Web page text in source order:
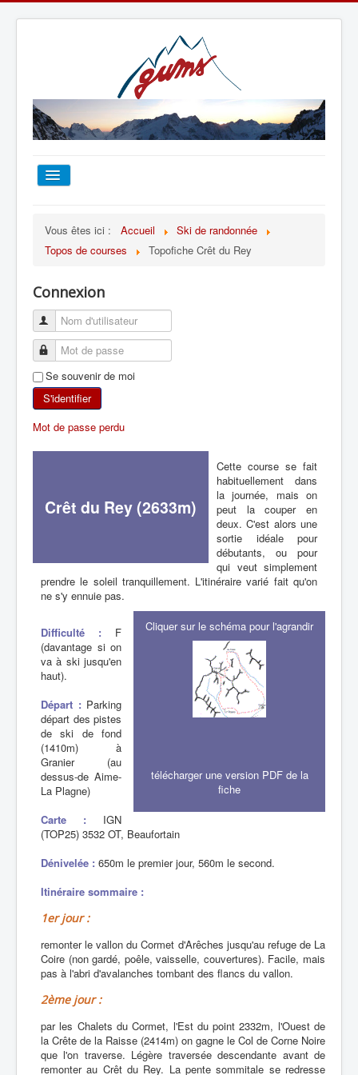
TOUT SUR LE GUMS
ESCALADE
ALPINISME
SKI DE RANDONNÉE
RANDONNÉE SPORTIVE
Vous êtes ici : Accueil
Ski de randonnée
Topos de courses
Topofiche Crêt du Rey
Connexion
Se souvenir de moi
S'identifier
Mot de passe perdu
Crêt du Rey (2633m)
Cette course se fait
habituellement dans
la journée, mais on
peut la couper en
deux. C'est alors une
sortie idéale pour
débutants, ou pour
qui veut simplement
prendre le soleil tranquillement. L'itinéraire varié fait qu'on
ne s'y ennuie pas.
Cliquer sur le schéma pour l'agrandir
télécharger une version PDF de la
fiche
Difficulté : F
(davantage si on
va à ski jusqu'en
haut).
Départ : Parking
départ des pistes
de ski de fond
(1410m) à
Granier (au
dessus-de Aime-
La Plagne)
Carte : IGN
(TOP25) 3532 OT, Beaufortain
Dénivelée : 650m le premier jour, 560m le second.
Itinéraire sommaire :
1er jour :
remonter le vallon du Cormet d'Arêches jusqu'au refuge de La
Coire (non gardé, poêle, vaisselle, couvertures). Facile, mais
pas à l'abri d'avalanches tombant des flancs du vallon.
2ème jour :
par les Chalets du Cormet, l'Est du point 2332m, l'Ouest de
la Crête de la Raisse (2414m) on gagne le Col de Corne Noire
que l'on traverse. Légère traversée descendante avant de
remonter au Crêt du Rey. La pente sommitale se redresse